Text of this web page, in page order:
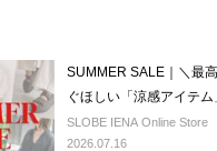
SUMMER SALE｜＼最
ぐほしい「涼感アイテ
SLOBE IENA Online Store
2026.07.16